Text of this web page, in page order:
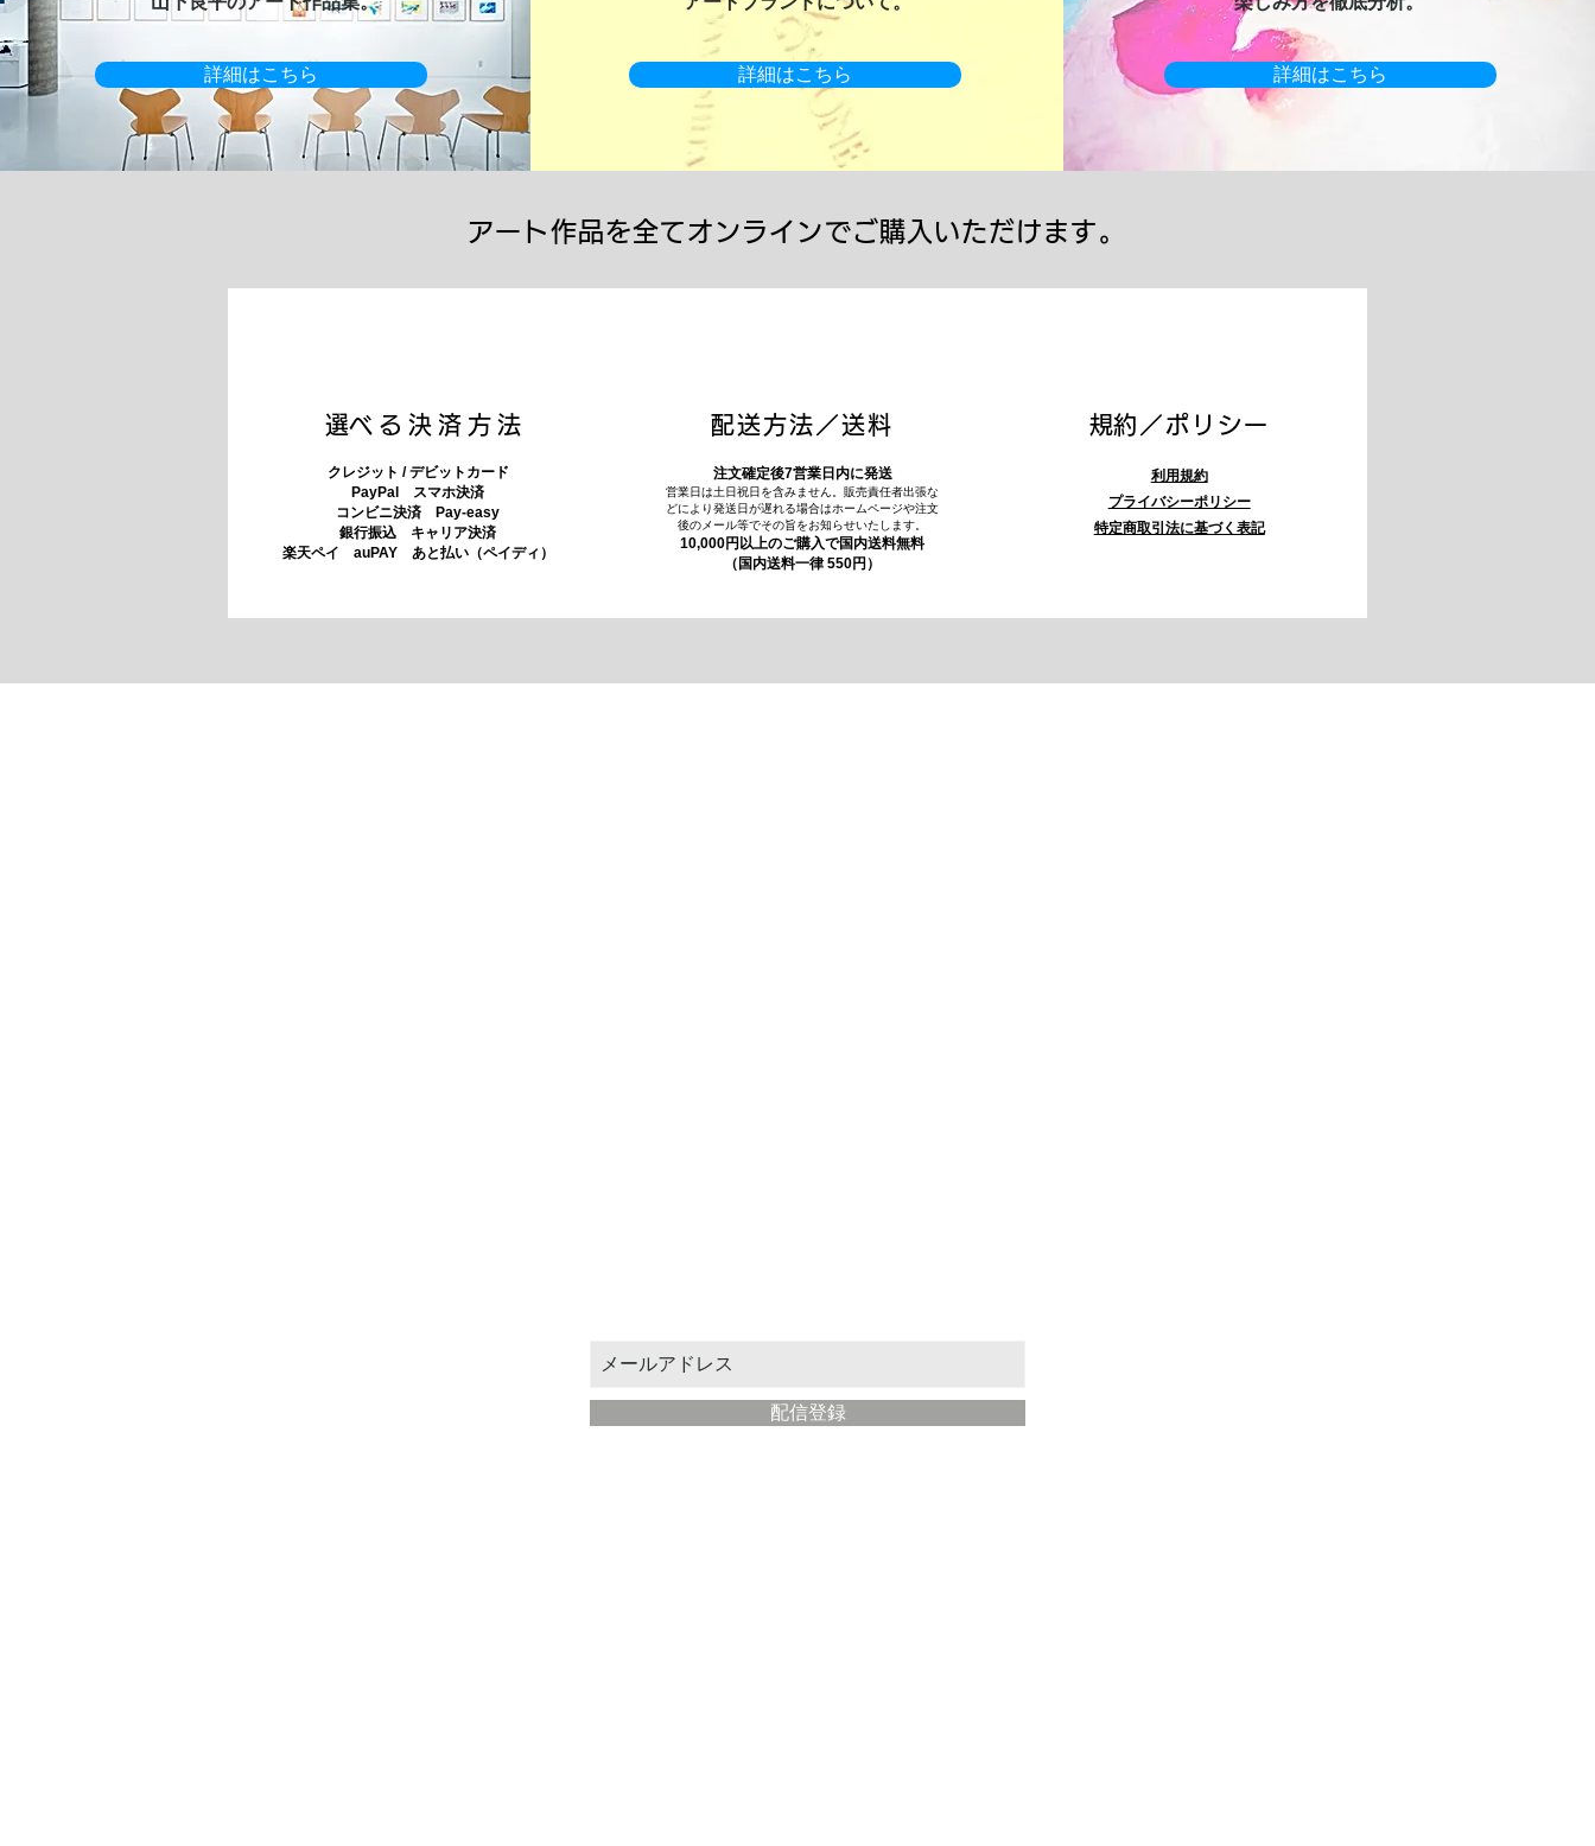
詳細はこちら 詳細はこちら 詳細はこちら
アート作品を全てオンラインでご購入いただけます。
​選べる決済方法
クレジット / デビットカード
PayPal スマホ決済
​コンビニ決済 Pay-easy
​銀行振込 キャリア決済
​楽天ペイ auPAY あと払い（ペイディ）
配送方法／送料
注文確定後7営業日内に発送
営業日は土日祝日を含みません。販売責任者出張な
どにより発送日が遅れる場合はホームページや注文
後のメール等でその旨をお知らせいたします。
10,000円以上のご購入で国内送料無料
（国内送料一律 550円）
​規約／ポリシー
利用規約
プライバシーポリシー
特定商取引法に基づく表記
配信登録